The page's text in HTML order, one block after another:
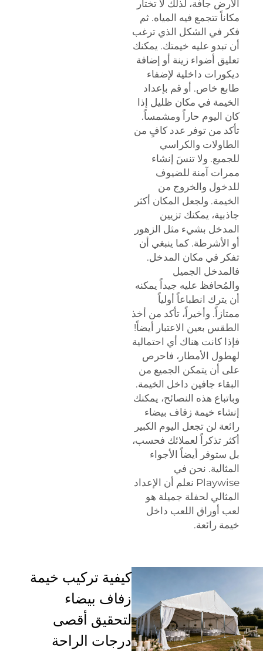
الأرض جافة، لذلك لا تختار
مكاناً تتجمع فيه المياه. ثم
فكر في الشكل الذي ترغب
أن تبدو عليه خيمتك. يمكنك
تعليق أضواء زينة أو إضافة
ديكورات داخلية لإضفاء
طابع خاص. أو قم بإعداد
الخيمة في مكان ظليل إذا
كان اليوم حاراً ومشمساً.
تأكد من توفر عدد كافٍ من
الطاولات والكراسي
للجميع. ولا تنسَ إنشاء
ممرات آمنة للضيوف
للدخول والخروج من
الخيمة. ولجعل المكان أكثر
جاذبية، يمكنك تزيين
المدخل بشيء مثل الزهور
أو الأشرطة. كما ينبغي أن
تفكر في مكان المدخل.
فالمدخل الجميل
والمُحافظ عليه جيداً يمكنه
أن يترك انطباعاً أولياً
ممتازاً. وأخيراً، تأكد من أخذ
الطقس بعين الاعتبار أيضاً!
فإذا كانت هناك أي احتمالية
لهطول الأمطار، فاحرص
على أن يتمكن الجميع من
البقاء جافين داخل الخيمة.
وباتباع هذه النصائح، يمكنك
إنشاء خيمة زفاف بيضاء
رائعة لن تجعل اليوم الكبير
أكثر تذكراً لعملائك فحسب،
بل ستوفر أيضاً الأجواء
المثالية. نحن في
Playwise نعلم أن الإعداد
المثالي لحفلة جميلة هو
لعب أوراق اللعب داخل
خيمة رائعة.
كيفية تركيب خيمة
زفاف بيضاء
لتحقيق أقصى
درجات الراحة